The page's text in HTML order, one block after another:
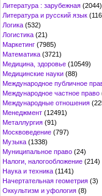
Литература : зарубежная (2044)
Литература и русский язык
Логика (532)
Логистика (21)
Маркетинг (7985)
Математика (3721)
Медицина, здоровье (10549)
Медицинские науки (88)
Международное публичное
Международное частное право
Международные отношения
Менеджмент (12491)
Металлургия (91)
Москвоведение (797)
Музыка (1338)
Муниципальное право (24)
Налоги, налогообложение (214)
Наука и техника (1141)
Начертательная геометрия (3)
Оккультизм и уфология (8)